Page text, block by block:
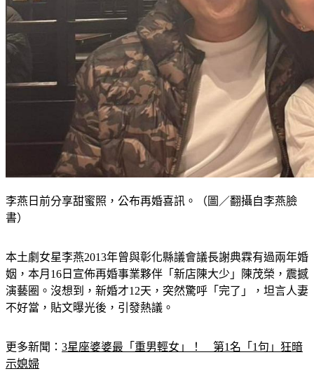
李燕日前分享甜蜜照，公布再婚喜訊。（圖／翻攝自李燕臉
本土劇女星李燕2013年曾與彰化縣議會議長謝典霖有過兩年婚
姻，本月16日宣佈再婚事業夥伴「新店陳大少」陳茂榮，震撼
演藝圈。沒想到，新婚才12天，突然驚呼「完了」，坦言人妻
更多新聞：